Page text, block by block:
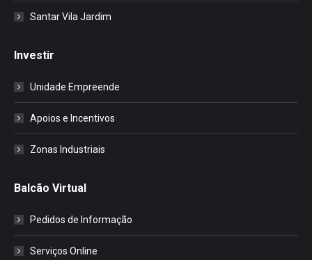
Santar Vila Jardim
Investir
Unidade Empreende
Apoios e Incentivos
Zonas Industriais
Balcão Virtual
Pedidos de Informação
Serviços Online